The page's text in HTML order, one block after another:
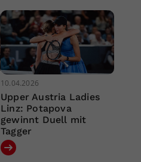
10.04.2026
Upper Austria Ladies
Linz: Potapova
gewinnt Duell mit
Tagger